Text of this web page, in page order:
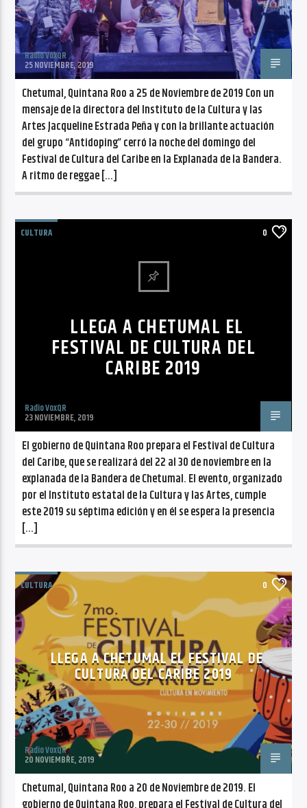
Radio VoxQR
25 NOVIEMBRE, 2019
Chetumal, Quintana Roo a 25 de Noviembre de 2019 Con un
mensaje de la directora del Instituto de la Cultura y las
Artes Jacqueline Estrada Peña y con la brillante actuación
del grupo “Antidoping” cerró la noche del domingo del
Festival de Cultura del Caribe en la Explanada de la Bandera.
A ritmo de reggae […]
CULTURA 0
LLEGA A CHETUMAL EL
FESTIVAL DE CULTURA DEL
CARIBE 2019
Radio VoxQR
23 NOVIEMBRE, 2019
El gobierno de Quintana Roo prepara el Festival de Cultura
del Caribe, que se realizará del 22 al 30 de noviembre en la
explanada de la Bandera de Chetumal. El evento, organizado
por el Instituto estatal de la Cultura y las Artes, cumple
este 2019 su séptima edición y en él se espera la presencia
[…]
CULTURA 0
LLEGA A CHETUMAL EL FESTIVAL DE
CULTURA DEL CARIBE 2019
Radio VoxQR
20 NOVIEMBRE, 2019
Chetumal, Quintana Roo a 20 de Noviembre de 2019. El